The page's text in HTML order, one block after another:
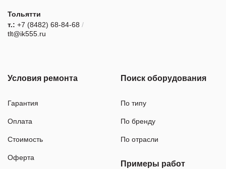
Тольятти
т.: +7 (8482) 68-84-68 /
tlt@ik555.ru
Условия ремонта
Гарантия
Оплата
Стоимость
Оферта
Поиск оборудования
По типу
По бренду
По отрасли
Примеры работ